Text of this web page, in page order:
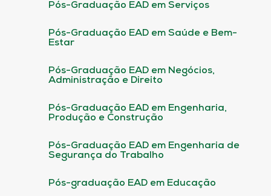
Pós-Graduação EAD em Serviços
Pós-Graduação EAD em Saúde e Bem-
Estar
Pós-Graduação EAD em Negócios,
Administração e Direito
Pós-Graduação EAD em Engenharia,
Produção e Construção
Pós-Graduação EAD em Engenharia de
Segurança do Trabalho
Pós-graduação EAD em Educação